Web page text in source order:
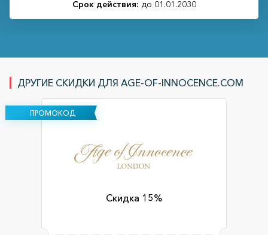
Срок действия: до 01.01.2030
ДРУГИЕ СКИДКИ ДЛЯ AGE-OF-INNOCENCE.COM
ПРОМОКОД
Скидка 15%